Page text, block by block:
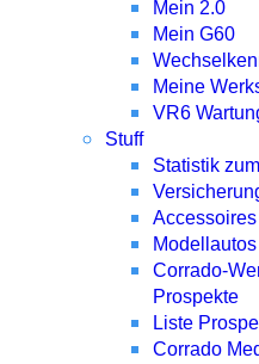
Mein 2.0
Mein G60
Meine
VR6
Stuff
Statistik
Accessoires
Modellautos
Corrado-
Prospekte
Liste
Corrado